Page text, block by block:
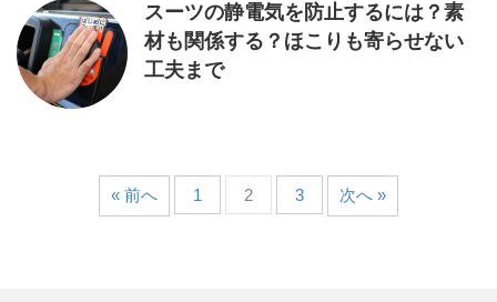
スーツの静電気を防止するには？素
材も関係する？ほこりも寄らせない
工夫まで
« 前へ 1 2 3 次へ »